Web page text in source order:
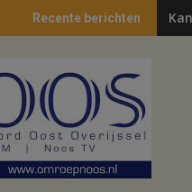
Recente berichten